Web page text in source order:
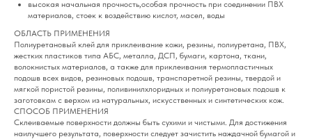
высокая начальная прочность,особая прочность при соединении ПВХ
материалов, стоек к воздействию кислот, масел, воды
ОБЛАСТЬ ПРИМЕНЕНИЯ
Полиуретановый клей для приклеивание кожи, резины, полиуретана, ПВХ,
жестких пластиков типа АБС, металла, ДСП, бумаги, картона, ткани,
волокнистых материалов, а также для приклеивания термоплаcтичных
подошв всех видов, резиновых подошв, транспаретной резины, твердой и
мягкой пористой резины, поливинилхлоридных и полиуретановых подошв к
заготовкам с верхом из натуральных, искусственных и синтетических кож.
СПОСОБ ПРИМЕНЕНИЯ
Склеиваемые поверхности должны быть сухими и чистыми. Для достижения
наилучшего результата, поверхности следует зачистить наждачной бумагой и